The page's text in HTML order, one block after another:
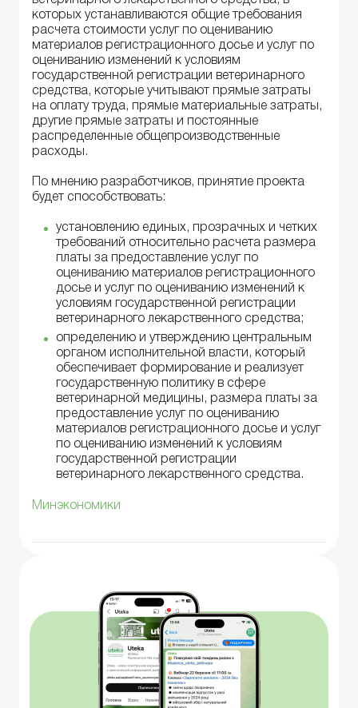
которых устанавливаются общие требования
расчета стоимости услуг по оцениванию
материалов регистрационного досье и услуг по
оцениванию изменений к условиям
государственной регистрации ветеринарного
средства, которые учитывают прямые затраты
на оплату труда, прямые материальные затраты,
другие прямые затраты и постоянные
распределенные общепроизводственные
расходы.
По мнению разработчиков, принятие проекта
будет способствовать:
установлению единых, прозрачных и четких
требований относительно расчета размера
платы за предоставление услуг по
оцениванию материалов регистрационного
досье и услуг по оцениванию изменений к
условиям государственной регистрации
ветеринарного лекарственного средства;
определению и утверждению центральным
органом исполнительной власти, который
обеспечивает формирование и реализует
государственную политику в сфере
ветеринарной медицины, размера платы за
предоставление услуг по оцениванию
материалов регистрационного досье и услуг
по оцениванию изменений к условиям
государственной регистрации
ветеринарного лекарственного средства.
Минэкономики